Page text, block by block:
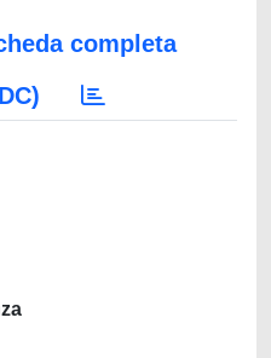
completa